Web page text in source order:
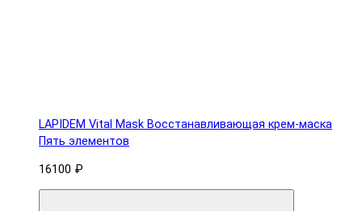
LAPIDEM Vital Mask Восстанавливающая крем-маска
Пять элементов
16100 ₽